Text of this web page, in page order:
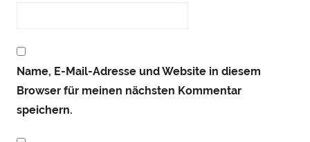
Name, E-Mail-Adresse und Website in diesem
Browser für meinen nächsten Kommentar
speichern.